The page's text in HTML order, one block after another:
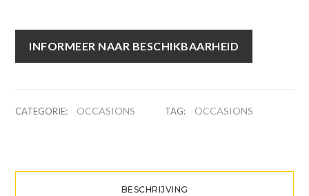
INFORMEER NAAR BESCHIKBAARHEID
CATEGORIE: OCCASIONS TAG: OCCASIONS
BESCHRIJVING